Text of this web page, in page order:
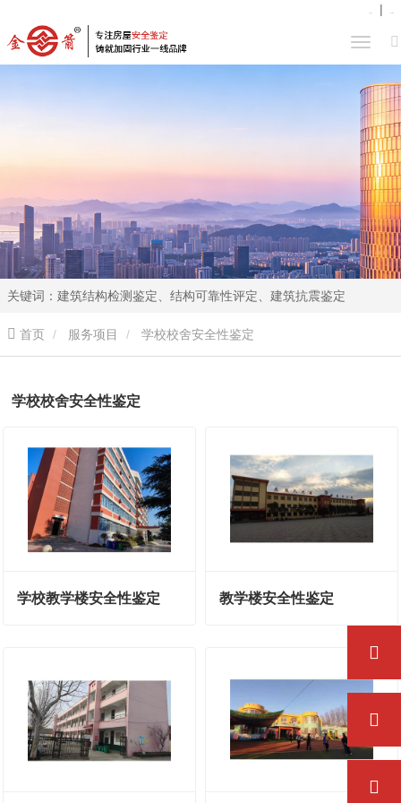
|
关键词：建筑结构检测鉴定、结构可靠性评定、建筑抗震鉴定
首页 服务项目 学校校舍安全性鉴定
学校校舍安全性鉴定
学校教学楼安全性鉴定 教学楼安全性鉴定